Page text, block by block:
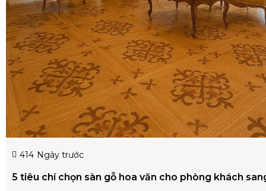
414 Ngày trước
5 tiêu chí chọn sàn gỗ hoa văn cho phòng khách